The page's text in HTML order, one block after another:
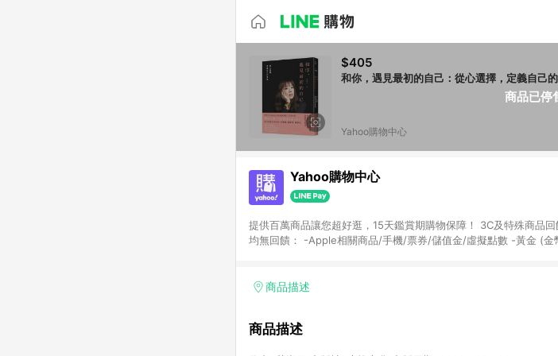
商品已停
$405
和你，遇見最初的自己：從心選擇，定義自己
Yahoo購物中心
Yahoo購物中心
提供百萬商品讓您超好逛，15天鑑賞期購物保障！ 3C及特殊商品回饋，請以訂單成
均無回饋： -Apple相關商品/手機/票券/儲值金/虛擬點數 -黃金 (
Yahoo超贈點回饋者 - 購物中心商店之商品：商品賣場中有標示「
商品描述
商品描述